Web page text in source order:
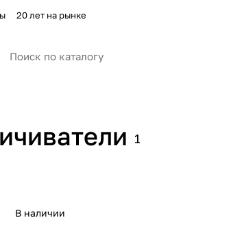
20 лет на рынке
1
В наличии